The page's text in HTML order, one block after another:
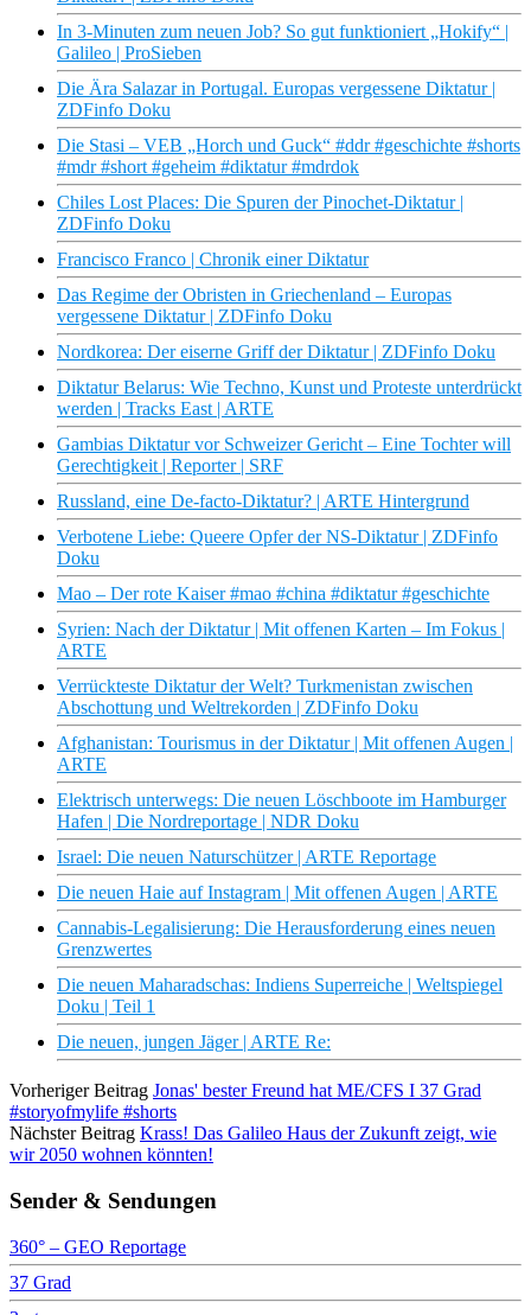
In 3-Minuten zum neuen Job? So gut funktioniert „Hokify“ |
Galileo | ProSieben
Die Ära Salazar in Portugal. Europas vergessene Diktatur |
ZDFinfo Doku
Die Stasi – VEB „Horch und Guck“ #ddr #geschichte #shorts
#mdr #short #geheim #diktatur #mdrdok
Chiles Lost Places: Die Spuren der Pinochet-Diktatur |
ZDFinfo Doku
Francisco Franco | Chronik einer Diktatur
Das Regime der Obristen in Griechenland – Europas
vergessene Diktatur | ZDFinfo Doku
Nordkorea: Der eiserne Griff der Diktatur | ZDFinfo Doku
Diktatur Belarus: Wie Techno, Kunst und Proteste unterdrückt
werden | Tracks East | ARTE
Gambias Diktatur vor Schweizer Gericht – Eine Tochter will
Gerechtigkeit | Reporter | SRF
Russland, eine De-facto-Diktatur? | ARTE Hintergrund
Verbotene Liebe: Queere Opfer der NS-Diktatur | ZDFinfo
Doku
Mao – Der rote Kaiser #mao #china #diktatur #geschichte
Syrien: Nach der Diktatur | Mit offenen Karten – Im Fokus |
ARTE
Verrückteste Diktatur der Welt? Turkmenistan zwischen
Abschottung und Weltrekorden | ZDFinfo Doku
Afghanistan: Tourismus in der Diktatur | Mit offenen Augen |
ARTE
Elektrisch unterwegs: Die neuen Löschboote im Hamburger
Hafen | Die Nordreportage | NDR Doku
Israel: Die neuen Naturschützer | ARTE Reportage
Die neuen Haie auf Instagram | Mit offenen Augen | ARTE
Cannabis-Legalisierung: Die Herausforderung eines neuen
Grenzwertes
Die neuen Maharadschas: Indiens Superreiche | Weltspiegel
Doku | Teil 1
Die neuen, jungen Jäger | ARTE Re:
Vorheriger Beitrag Jonas' bester Freund hat ME/CFS I 37 Grad
#storyofmylife #shorts
Nächster Beitrag Krass! Das Galileo Haus der Zukunft zeigt, wie
wir 2050 wohnen könnten!
Sender & Sendungen
360° – GEO Reportage
37 Grad